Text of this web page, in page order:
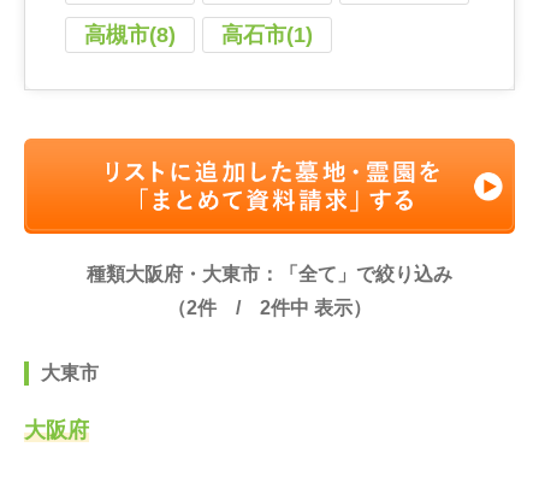
高槻市(8)
高石市(1)
種類大阪府・大東市：「全て」で絞り込み
（2件 / 2件中 表示）
大東市
大阪府